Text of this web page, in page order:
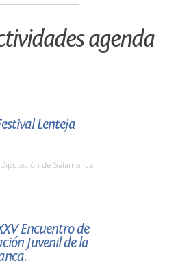
agenda
Lenteja
de Salamanca
Encuentro de
Juvenil de la